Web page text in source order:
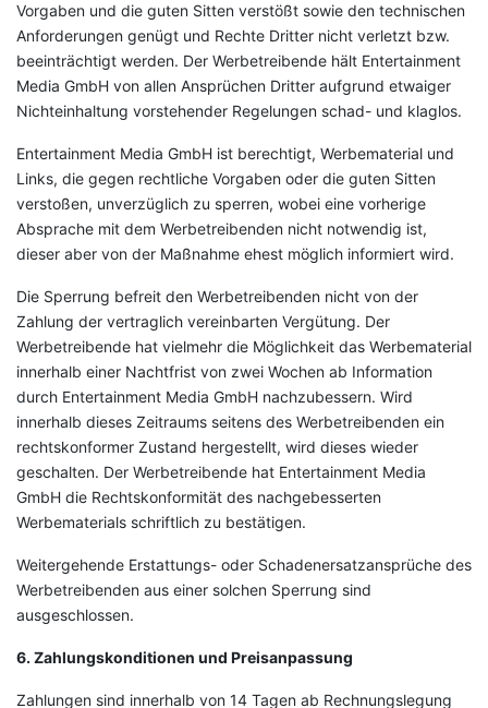
Vorgaben und die guten Sitten verstößt sowie den technischen
Anforderungen genügt und Rechte Dritter nicht verletzt bzw.
beeinträchtigt werden. Der Werbetreibende hält Entertainment
Media GmbH von allen Ansprüchen Dritter aufgrund etwaiger
Nichteinhaltung vorstehender Regelungen schad- und klaglos.
Entertainment Media GmbH ist berechtigt, Werbematerial und
Links, die gegen rechtliche Vorgaben oder die guten Sitten
verstoßen, unverzüglich zu sperren, wobei eine vorherige
Absprache mit dem Werbetreibenden nicht notwendig ist,
dieser aber von der Maßnahme ehest möglich informiert wird.
Die Sperrung befreit den Werbetreibenden nicht von der
Zahlung der vertraglich vereinbarten Vergütung. Der
Werbetreibende hat vielmehr die Möglichkeit das Werbematerial
innerhalb einer Nachtfrist von zwei Wochen ab Information
durch Entertainment Media GmbH nachzubessern. Wird
innerhalb dieses Zeitraums seitens des Werbetreibenden ein
rechtskonformer Zustand hergestellt, wird dieses wieder
geschalten. Der Werbetreibende hat Entertainment Media
GmbH die Rechtskonformität des nachgebesserten
Werbematerials schriftlich zu bestätigen.
Weitergehende Erstattungs- oder Schadenersatzansprüche des
Werbetreibenden aus einer solchen Sperrung sind
ausgeschlossen.
6. Zahlungskonditionen und Preisanpassung
Zahlungen sind innerhalb von 14 Tagen ab Rechnungslegung